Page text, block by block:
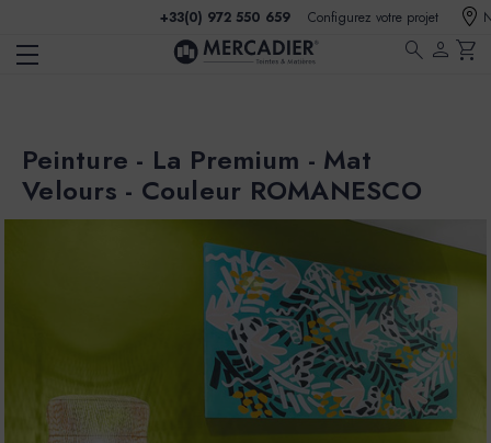
+33(0) 972 550 659 Configurez votre projet
search person shopping_cart
Peinture - La Premium - Mat
Velours - Couleur ROMANESCO